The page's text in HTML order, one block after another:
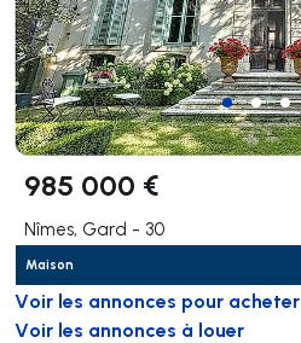
985 000 €
Nîmes, Gard - 30
Maison
Voir les annonces pour acheter
Voir les annonces à louer